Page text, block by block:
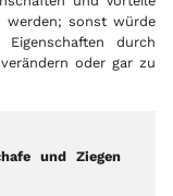
werden; sonst würde
durch
oder gar zu
und Ziegen